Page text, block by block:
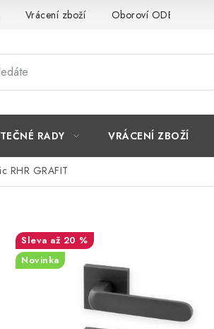
Vrácení zboží Oboroví ODBORNÍCI
RADY VRÁCENÍ ZBOŽÍ
RHR GRAFIT
až 20 %
Novinka